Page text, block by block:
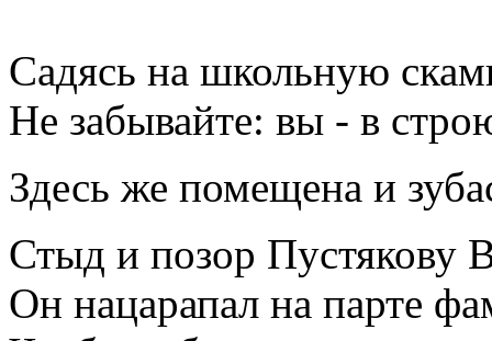
Садясь на школьную
Не забывайте: вы - в
Здесь же помещена и
Стыд и позор Пустякову
Он нацарапал на парте